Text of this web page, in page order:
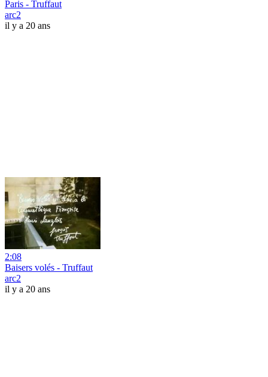
Paris - Truffaut
arc2
il y a 20 ans
2:08
Baisers volés - Truffaut
arc2
il y a 20 ans